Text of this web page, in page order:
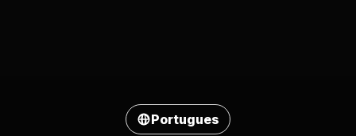
Portugues